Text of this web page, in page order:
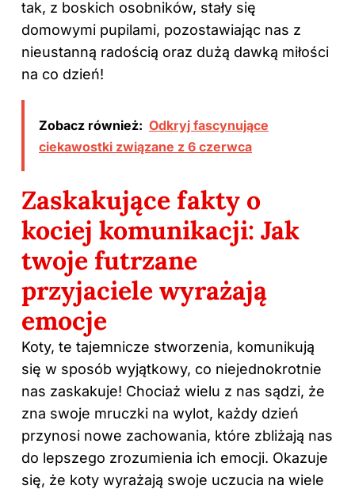
tak, z boskich osobników, stały się
domowymi pupilami, pozostawiając nas z
nieustanną radością oraz dużą dawką miłości
na co dzień!
Zobacz również: Odkryj fascynujące
ciekawostki związane z 6 czerwca
Zaskakujące fakty o
kociej komunikacji: Jak
twoje futrzane
przyjaciele wyrażają
emocje
Koty, te tajemnicze stworzenia, komunikują
się w sposób wyjątkowy, co niejednokrotnie
nas zaskakuje! Chociaż wielu z nas sądzi, że
zna swoje mruczki na wylot, każdy dzień
przynosi nowe zachowania, które zbliżają nas
do lepszego zrozumienia ich emocji. Okazuje
się, że koty wyrażają swoje uczucia na wiele